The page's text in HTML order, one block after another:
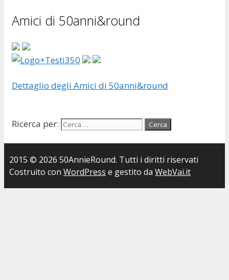
Amici di 50anni&round
Dettaglio degli Amici di 50anni&round
Ricerca per:
2015 © 2026 50AnnieRound. Tutti i diritti riservati
Costruito con WordPress e gestito da WebVai.it